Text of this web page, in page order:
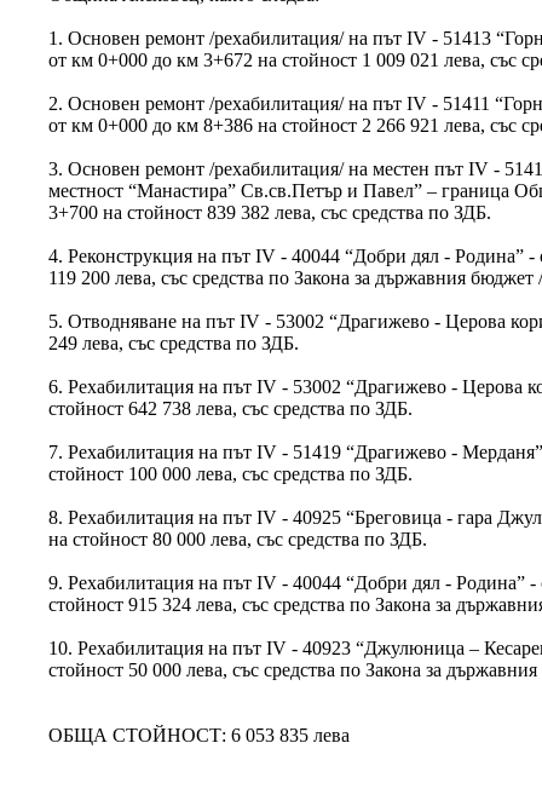
1. Основен ремонт /рехабилитация/ на път ІV - 51413
от км 0+000 до км 3+672 на стойност 1 009 021 лева, със
2. Основен ремонт /рехабилитация/ на път ІV - 51411
от км 0+000 до км 8+386 на стойност 2 266 921 лева, със
3. Основен ремонт /рехабилитация/ на местен път ІV -
местност “Манастира” Св.св.Петър и Павел” – граница
3+700 на стойност 839 382 лева, със средства по ЗДБ.
4. Реконструкция на път ІV - 40044 “Добри дял - Родина”
119 200 лева, със средства по Закона за държавния
5. Отводняване на път ІV - 53002 “Драгижево - Церова
249 лева, със средства по ЗДБ.
6. Рехабилитация на път ІV - 53002 “Драгижево - Церова
стойност 642 738 лева, със средства по ЗДБ.
7. Рехабилитация на път ІV - 51419 “Драгижево -
стойност 100 000 лева, със средства по ЗДБ.
8. Рехабилитация на път ІV - 40925 “Бреговица - гара
на стойност 80 000 лева, със средства по ЗДБ.
9. Рехабилитация на път ІV - 40044 “Добри дял - Родина”
стойност 915 324 лева, със средства по Закона за
10. Рехабилитация на път ІV - 40923 “Джулюница –
стойност 50 000 лева, със средства по Закона за
ОБЩА СТОЙНОСТ: 6 053 835 лева